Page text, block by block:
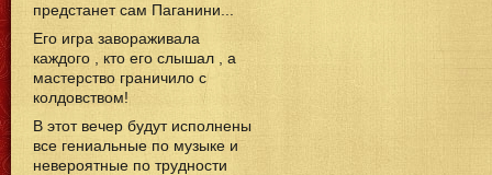
предстанет сам Паганини...
Его игра завораживала
каждого , кто его слышал , а
мастерство граничило с
колдовством!
В этот вечер будут исполнены
все гениальные по музыке и
невероятные по трудности